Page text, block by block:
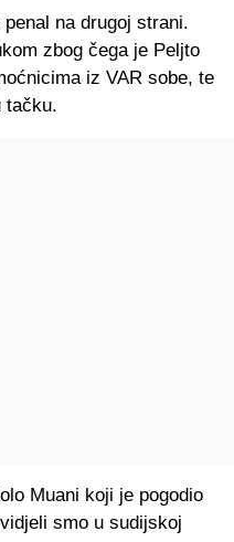
na drugoj strani.
zbog čega je Peljto
iz VAR sobe, te
tačku.
Muani koji je pogodio
smo u sudijskoj